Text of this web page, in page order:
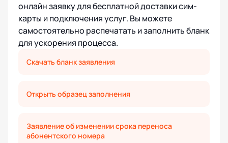
онлайн заявку для бесплатной доставки сим-
карты и подключения услуг. Вы можете
самостоятельно распечатать и заполнить бланк
для ускорения процесса.
Скачать бланк заявления
Открыть образец заполнения
Заявление об изменении срока переноса
абонентского номера